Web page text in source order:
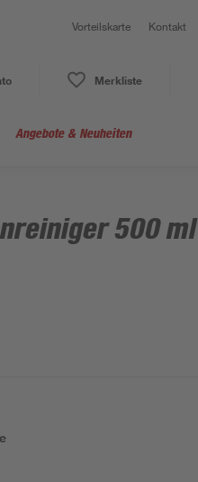
Vorteilskarte Kontakt
Merkliste
Angebote & Neuheiten
500 ml